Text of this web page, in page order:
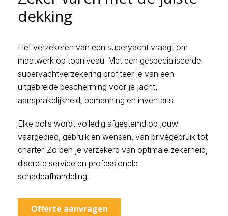
dekking
Het verzekeren van een superyacht vraagt om
maatwerk op topniveau. Met een gespecialiseerde
superyachtverzekering profiteer je van een
uitgebreide bescherming voor je jacht,
aansprakelijkheid, bemanning en inventaris.
Elke polis wordt volledig afgestemd op jouw
vaargebied, gebruik en wensen, van privégebruik tot
charter. Zo ben je verzekerd van optimale zekerheid,
discrete service en professionele
schadeafhandeling.
Offerte aanvragen